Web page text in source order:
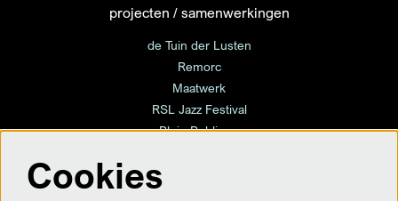
projecten / samenwerkingen
de Tuin der Lusten
Remorc
Maatwerk
RSL Jazz Festival
Plein Publique
Cookies